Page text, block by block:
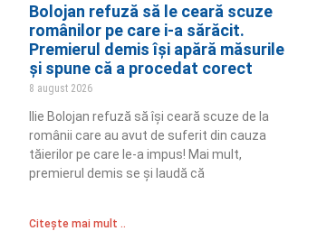
Bolojan refuză să le ceară scuze
românilor pe care i-a sărăcit.
Premierul demis își apără măsurile
și spune că a procedat corect
8 august 2026
Ilie Bolojan refuză să își ceară scuze de la
românii care au avut de suferit din cauza
tăierilor pe care le-a impus! Mai mult,
premierul demis se și laudă că
Citește mai mult ..